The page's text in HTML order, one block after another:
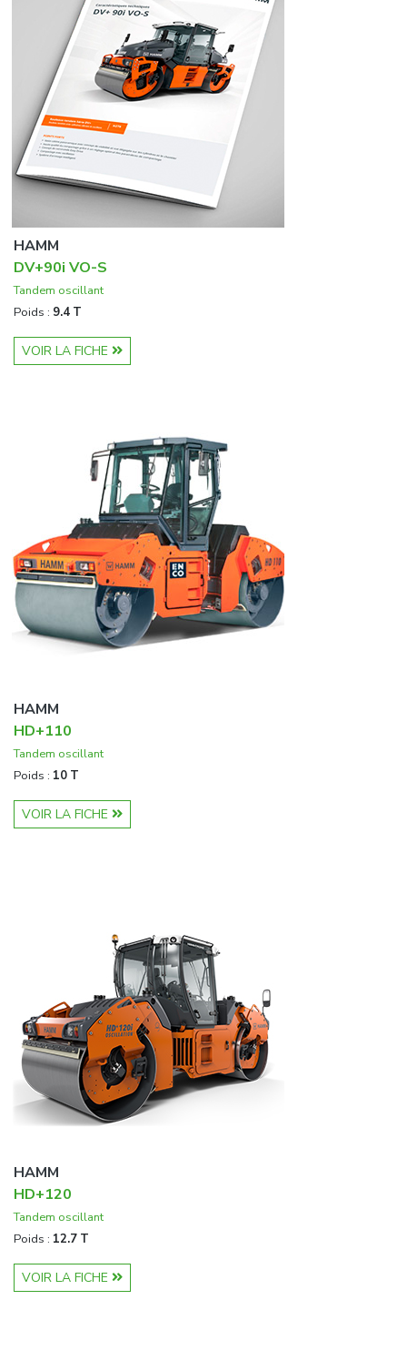
HAMM
DV+90i VO-S
Tandem oscillant
Poids : 9.4 T
VOIR LA FICHE
HAMM
HD+110
Tandem oscillant
Poids : 10 T
VOIR LA FICHE
HAMM
HD+120
Tandem oscillant
Poids : 12.7 T
VOIR LA FICHE